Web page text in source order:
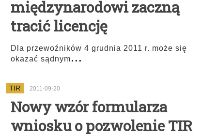
międzynarodowi zaczną
tracić licencję
Dla przewoźników 4 grudnia 2011 r. może się
okazać sądnym...
TIR 2011-09-20
Nowy wzór formularza
wniosku o pozwolenie TIR